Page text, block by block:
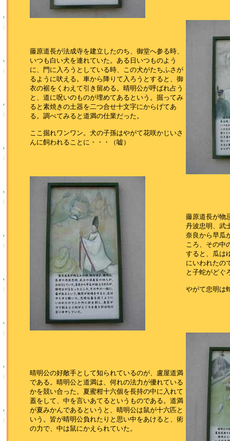
藤原道長が法成寺を建立したのち、御堂へ参る時、
いつも白い犬を連れていた。ある日いつものよう
に、門に入ろうとしている時、この犬がたちふさが
るように吠える。車から降りて入ろうとすると、御
衣の裾をくわえて引き留める。晴明公が呼ばれ占う
と、道に呪いのものが埋めてあるという。掘ってみ
ると素焼きの土器を二つ合せ十文字にからげてあ
る。調べてみると道満の仕業だった。
ここ掘れワンワン。犬の子孫はやがて花咲かじいさ
んに飼われることに・・・（嘘）
藤原道長が物
丹波忠明、武
奈良から早瓜
ころ、その中
すると、瓜は
にいわれたの
と子蛇がどぐ
やがて忠明は
晴明公の好敵手として知られているのが、盧屋道満
である。晴明公と道満は、何れの法力が優れている
かを競い合った。夏蜜柑十六個を長持の中に入れて
蓋をして、中を言いあてるというものである。道満
が夏みかんであるというと、晴明公は鼠が十六匹と
いう。皆が晴明公負れたりと思い中をあけると、術
の力で、中は鼠にかえられていた。